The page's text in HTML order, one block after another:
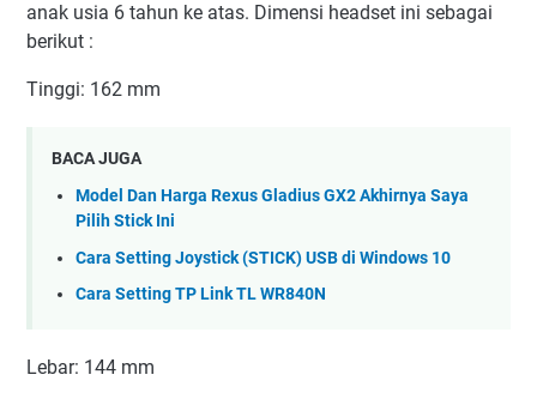
anak usia 6 tahun ke atas. Dimensi headset ini sebagai
berikut :
Tinggi: 162 mm
BACA JUGA
Model Dan Harga Rexus Gladius GX2 Akhirnya Saya
Pilih Stick Ini
Cara Setting Joystick (STICK) USB di Windows 10
Cara Setting TP Link TL WR840N
Lebar: 144 mm